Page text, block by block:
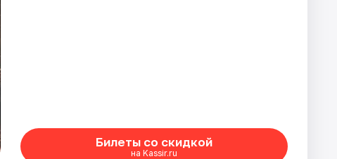
Билеты со скидкой
на Kassir.ru